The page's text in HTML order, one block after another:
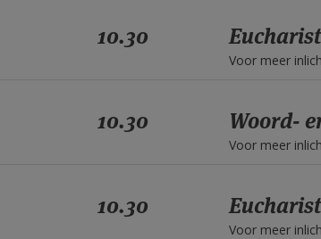
10.30
Voor meer
10.30 Woord-
Voor meer
10.30
Voor meer